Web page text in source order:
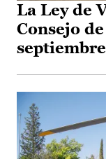
La Ley de
Consejo
septiembre